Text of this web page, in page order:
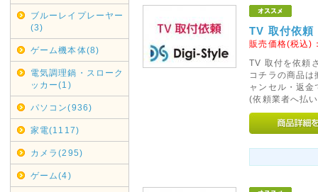
ブルーレイプレーヤー
(3)
ゲーム機本体(8)
電気調理鍋・スローク
ッカー(1)
パソコン(936)
家電(1117)
カメラ(295)
ゲーム(4)
尚、大型商品・超大型商品は
きました。
2019年05月16日
G20大阪サミット開催に伴い
G20大阪サミット開催に伴い
通規制がございます。その為
は、翌着指定をされましても
がございましたのでご指定さ
お、時間指定も出来ませんの
TV 取付依頼
販売価格(税込)
TV 取付を依頼
コチラの商品
ャンセル・返
(依頼業者へ払